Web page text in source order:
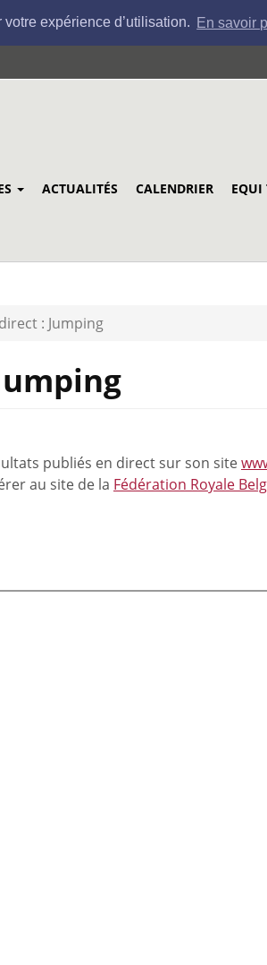
expérience d’utilisation. En savoir
ACTUALITÉS CALENDRIER EQUI
: Jumping
publiés en direct sur son site
au site de la Fédération Royale